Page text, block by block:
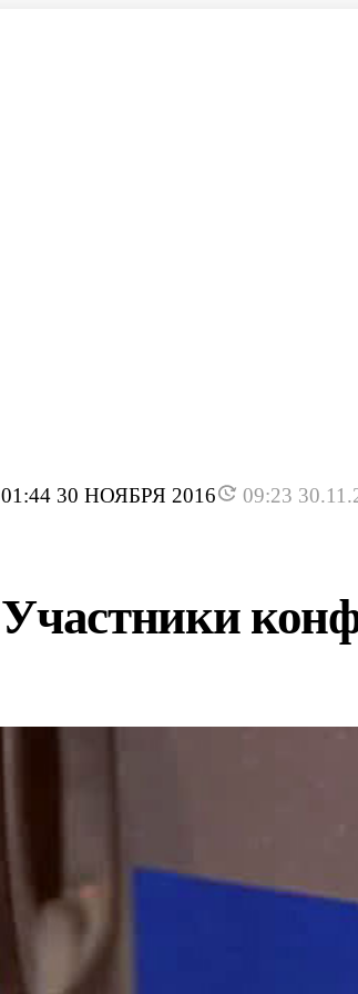
01:44 30 НОЯБРЯ 2016 09:23
Участники